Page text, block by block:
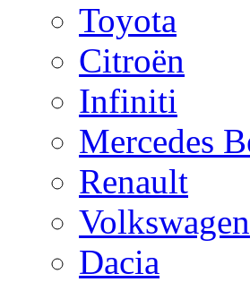
Toyota
Citroën
Infiniti
Mercedes
Renault
Volkswagen
Dacia